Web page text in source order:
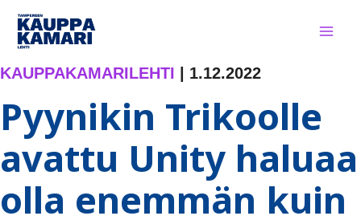
Siirry
sisältöön
KAUPPAKAMARILEHTI 1.12.2022
Pyynikin Trikoolle
avattu Unity haluaa
olla enemmän kuin